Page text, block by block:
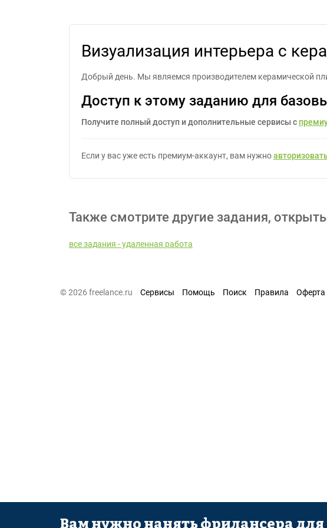
Визуализация интерьера с
Добрый день. Мы являемся производителем керамической
Доступ к этому заданию для
Получите полный доступ и дополнительные сервисы с
Если у вас уже есть премиум-аккаунт, вам нужно
Также смотрите другие задания,
все задания - удаленная работа
© 2026 freelance.ru Сервисы Помощь Поиск Правила Оферта
Вам нужно нанять фрилансера для